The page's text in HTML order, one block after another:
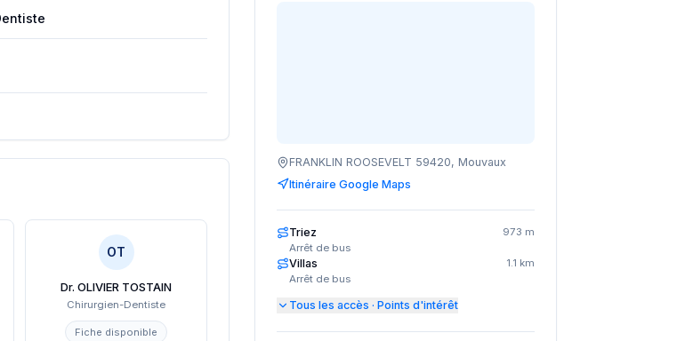
OT
Dr. OLIVIER TOSTAIN
Chirurgien-Dentiste
Fiche disponible
FRANKLIN ROOSEVELT 59420, Mouvaux
Itinéraire Google Maps
Triez
Arrêt de bus
973 m
Villas
Arrêt de bus
1.1 km
Tous les accès · Points d'intérêt